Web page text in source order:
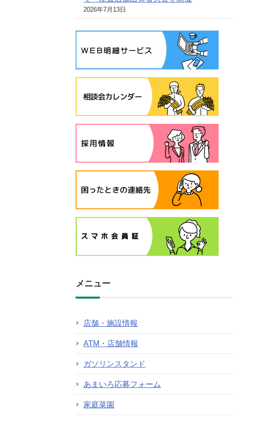
2026年7月13日
メニュー
店舗・施設情報
ATM・店舗情報
ガソリンスタンド
あまいろ応募フォーム
家庭菜園